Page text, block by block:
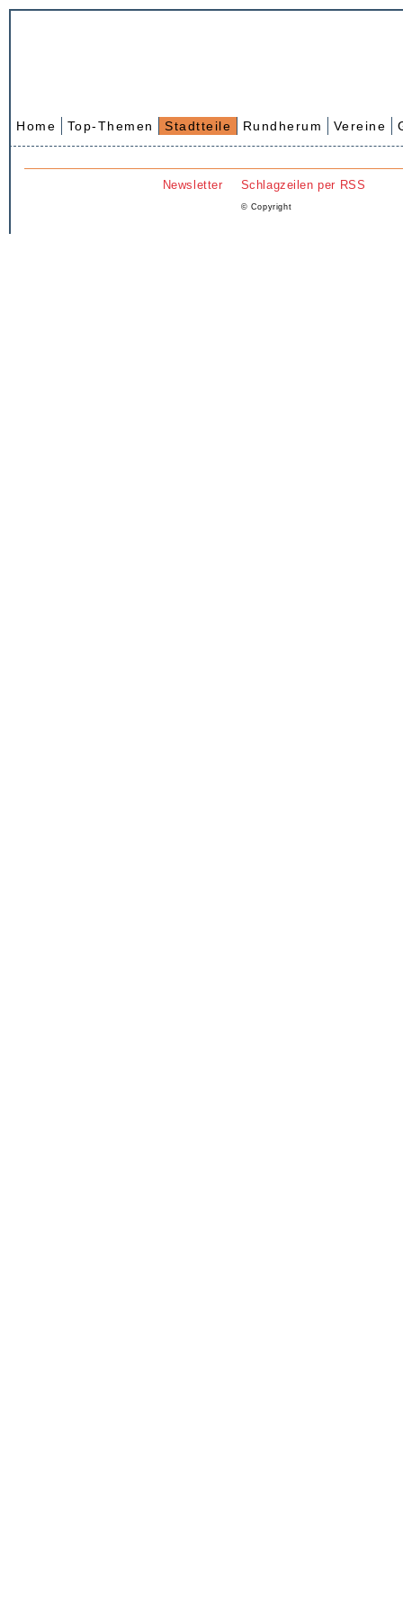
Home Top-Themen Stadtteile Rundherum Vereine
Newsletter Schlagzeilen per RSS
© Copyright